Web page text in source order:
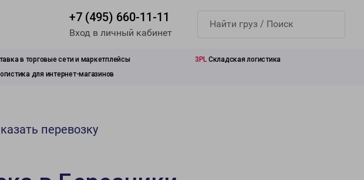
+7 (495) 660-11-11
Вход в личный кабинет
в торговые сети и маркетплейсы 3PL Складская логистика
для интернет-магазинов
перевозку